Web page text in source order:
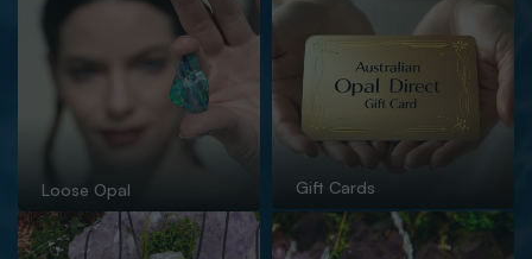
Loose Opal Gift Cards